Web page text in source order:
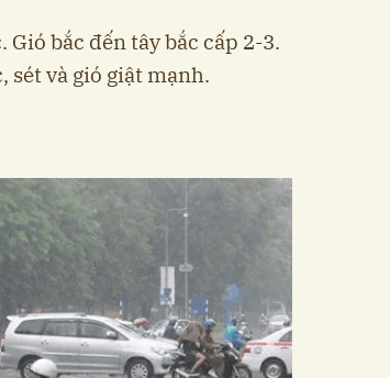
bắc đến tây bắc cấp 2-3.
sét và gió giật mạnh.